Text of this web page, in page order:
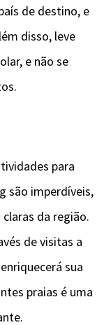
de destino, e
disso, leve
e não se
para
são imperdíveis,
da região.
de visitas a
sua
praias é uma